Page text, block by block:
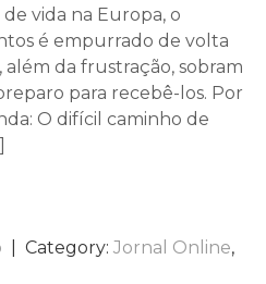
vida na Europa, o
é empurrado de volta
além da frustração, sobram
para recebê-los. Por
O difícil caminho de
| Category: Jornal Online,